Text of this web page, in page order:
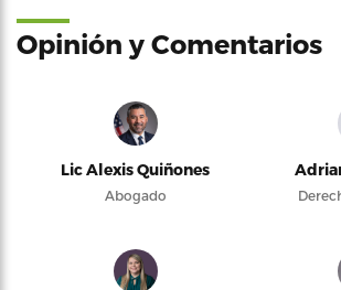
Opinión y Comentarios
Lic Alexis Quiñones
Abogado